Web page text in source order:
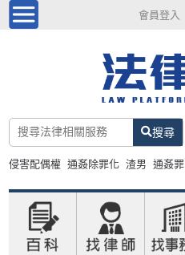
會員登入
搜尋
侵害配偶權 通姦除罪化 渣男 通姦罪